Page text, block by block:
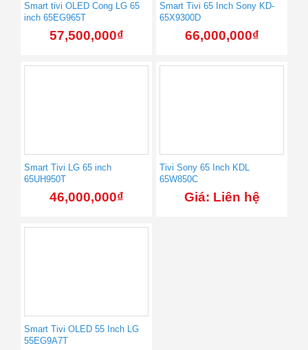
Smart tivi OLED Cong LG 65
inch 65EG965T
57,500,000₫
Smart Tivi 65 Inch Sony KD-
65X9300D
66,000,000₫
Smart Tivi LG 65 inch
65UH950T
46,000,000₫
Tivi Sony 65 Inch KDL
65W850C
Giá: Liên hệ
Smart Tivi OLED 55 Inch LG
55EG9A7T